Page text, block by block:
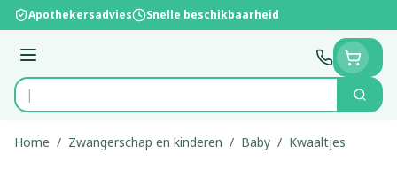
Ga naar de inhoud
Apothekersadvies Snelle beschikbaarheid
Menu
Product, merk, categorie...
Zoek
Home / Zwangerschap en kinderen / Baby / Kwaaltjes